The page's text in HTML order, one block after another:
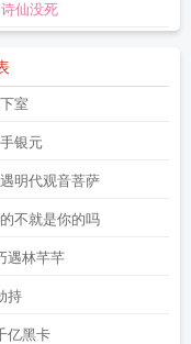
仙没死
室
银元
明代观音菩萨
不就是你的吗
遇林芊芊
持
亿黑卡